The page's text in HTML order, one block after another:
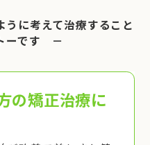
うに考えて治療すること
ーです －
の矯正治療に